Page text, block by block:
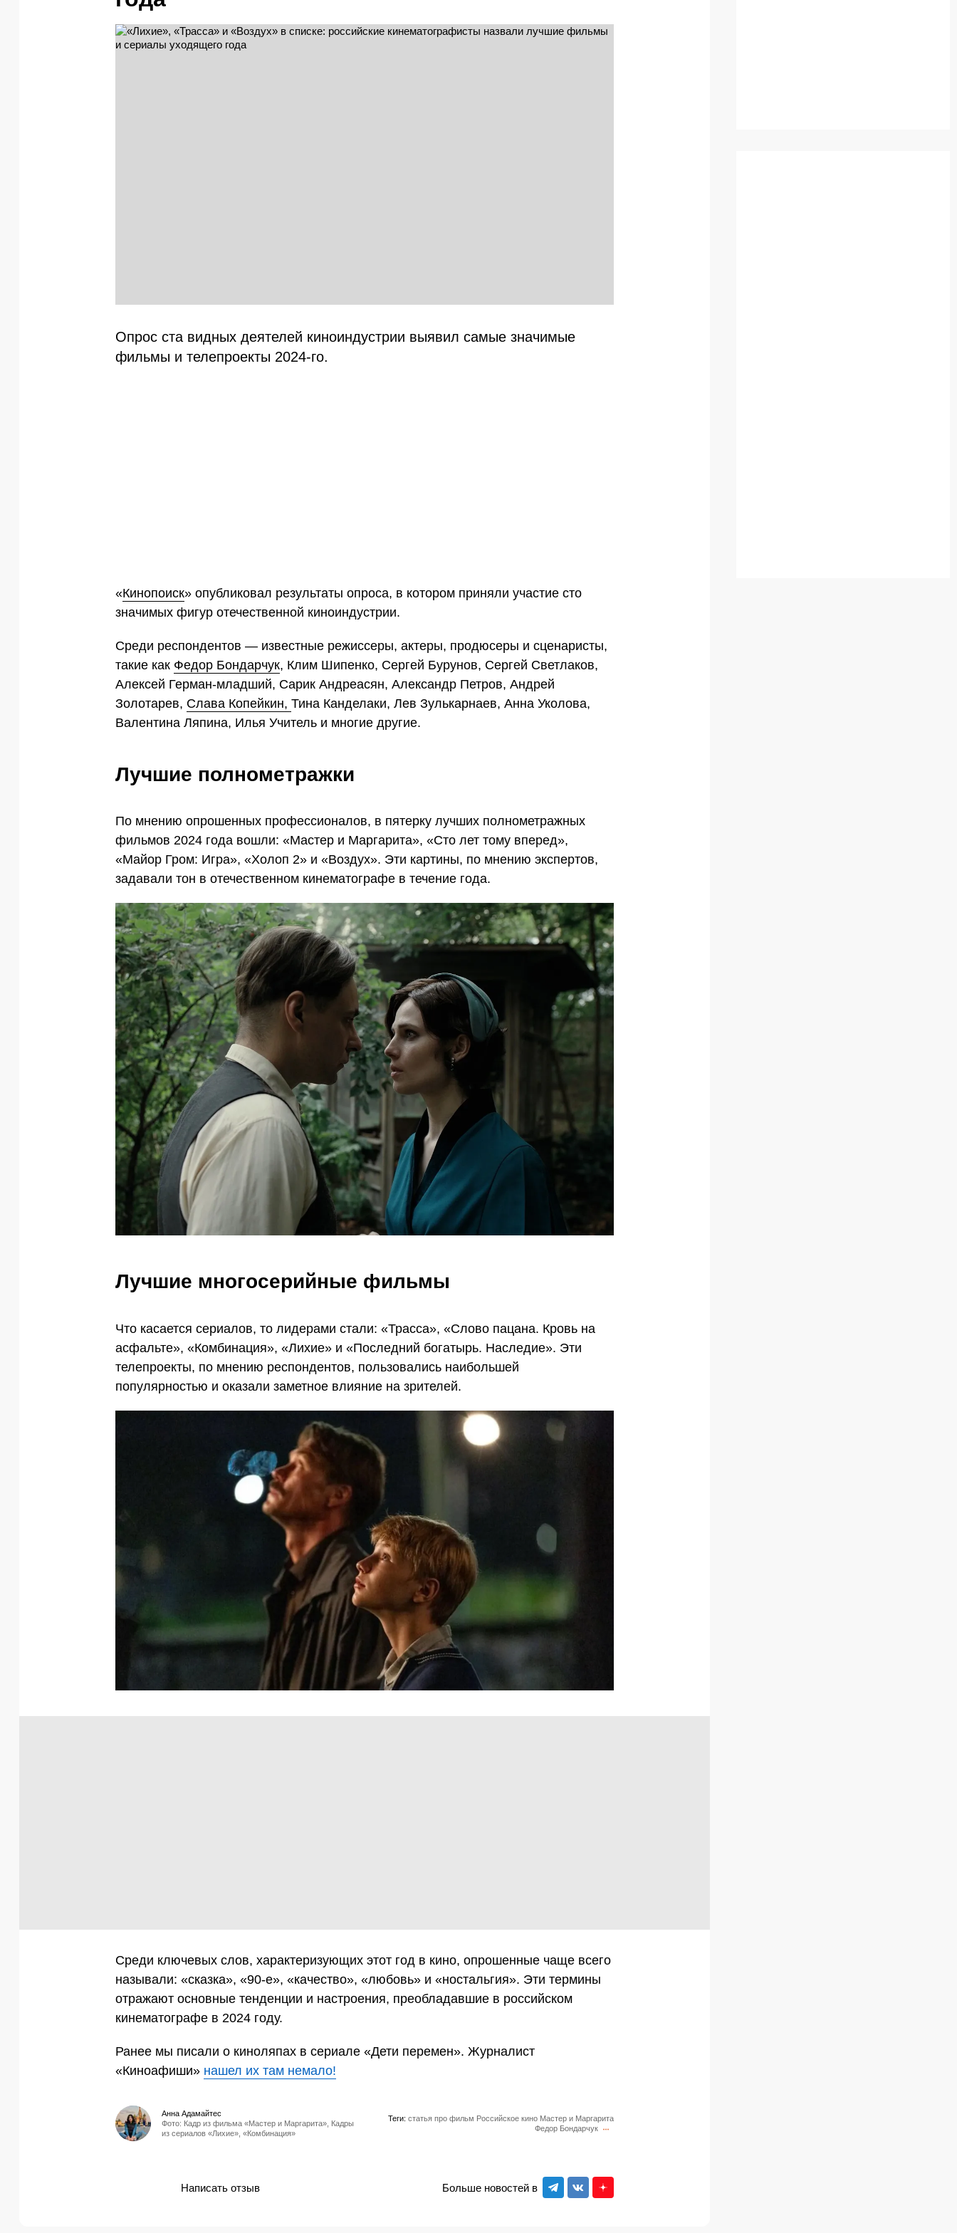
Опрос ста видных деятелей киноиндустрии выявил самые значимые
фильмы и телепроекты 2024-го.
«Кинопоиск» опубликовал результаты опроса, в котором приняли участие сто
значимых фигур отечественной киноиндустрии.
Среди респондентов — известные режиссеры, актеры, продюсеры и сценаристы,
такие как Федор Бондарчук, Клим Шипенко, Сергей Бурунов, Сергей Светлаков,
Алексей Герман-младший, Сарик Андреасян, Александр Петров, Андрей
Золотарев, Слава Копейкин, Тина Канделаки, Лев Зулькарнаев, Анна Уколова,
Валентина Ляпина, Илья Учитель и многие другие.
Лучшие полнометражки
По мнению опрошенных профессионалов, в пятерку лучших полнометражных
фильмов 2024 года вошли: «Мастер и Маргарита», «Сто лет тому вперед»,
«Майор Гром: Игра», «Холоп 2» и «Воздух». Эти картины, по мнению экспертов,
задавали тон в отечественном кинематографе в течение года.
Лучшие многосерийные фильмы
Что касается сериалов, то лидерами стали: «Трасса», «Слово пацана. Кровь на
асфальте», «Комбинация», «Лихие» и «Последний богатырь. Наследие». Эти
телепроекты, по мнению респондентов, пользовались наибольшей
популярностью и оказали заметное влияние на зрителей.
Среди ключевых слов, характеризующих этот год в кино, опрошенные чаще всего
называли: «сказка», «90-е», «качество», «любовь» и «ностальгия». Эти термины
отражают основные тенденции и настроения, преобладавшие в российском
кинематографе в 2024 году.
Ранее мы писали о киноляпах в сериале «Дети перемен». Журналист
«Киноафиши» нашел их там немало!
Фото: Кадр из фильма «Мастер и Маргарита», Кадры
из сериалов «Лихие», «Комбинация»
Анна Адамайтес
Теги: статья про фильм Российское кино Мастер и Маргарита
Федор Бондарчук
Больше новостей в
Написать отзыв